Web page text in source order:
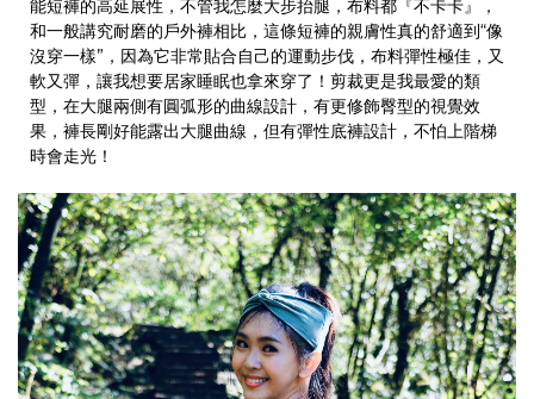
能短褲的高延展性，不管我怎麼大步抬腿，布料都『不卡卡』，
和一般講究耐磨的戶外褲相比，這條短褲的親膚性真的舒適到“像
沒穿一樣” ，因為它非常貼合自己的運動步伐，布料彈性極佳，又
軟又彈，讓我想要居家睡眠也拿來穿了！剪裁更是我最愛的類
型，在大腿兩側有圓弧形的曲線設計，有更修飾臀型的視覺效
果，褲長剛好能露出大腿曲線，但有彈性底褲設計，不怕上階梯
時會走光！